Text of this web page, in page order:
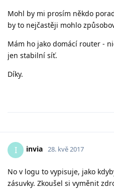
Mohl by mi prosím někdo
by to nejčastěji mohlo
Mám ho jako domácí router -
jen stabilní síť.
Díky.
I invia 28. kvě 2017
No v logu to vypisuje, jako
zásuvky. Zkoušel si vyměnit